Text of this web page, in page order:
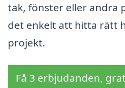
tak, fönster eller andra
det enkelt att hitta rätt
projekt.
Få 3 erbjudanden,